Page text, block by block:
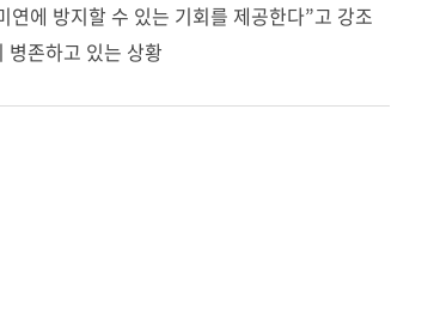
에 방지할 수 있는 기회를 제공한다”고 강조
존하고 있는 상황